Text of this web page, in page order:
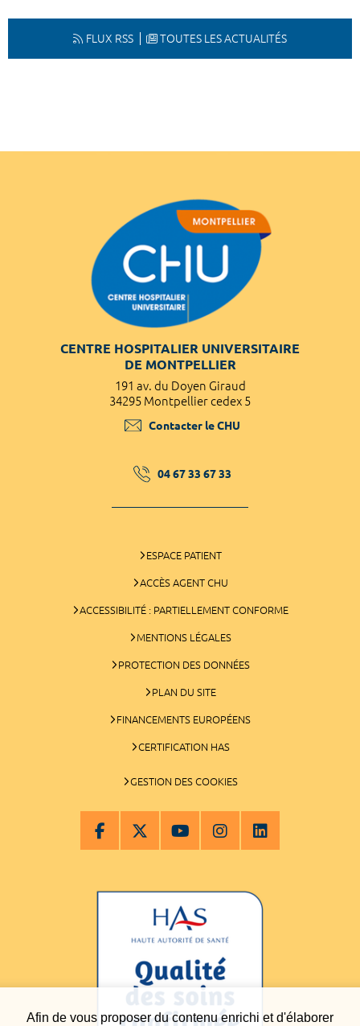
Afin de vous proposer du contenu enrichi et d'élaborer
FLUX RSS TOUTES LES ACTUALITÉS
CENTRE HOSPITALIER UNIVERSITAIRE
DE MONTPELLIER
191 av. du Doyen Giraud
34295 Montpellier cedex 5
Contacter le CHU
04 67 33 67 33
ESPACE PATIENT
ACCÈS AGENT CHU
ACCESSIBILITÉ : PARTIELLEMENT CONFORME
MENTIONS LÉGALES
PROTECTION DES DONNÉES
PLAN DU SITE
FINANCEMENTS EUROPÉENS
CERTIFICATION HAS
GESTION DES COOKIES